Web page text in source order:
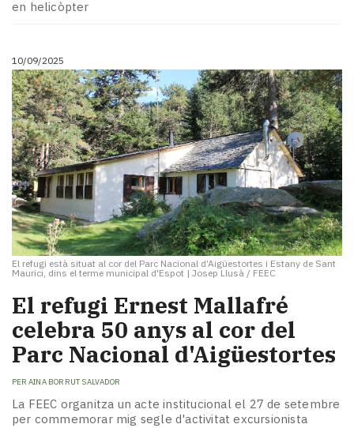
en helicòpter
10/09/2025
El refugi està situat al cor del Parc Nacional d’Aigüestortes i Estany de Sant
Maurici, dins el terme municipal d'Espot | Josep Llusà / FEEC
El refugi Ernest Mallafré
celebra 50 anys al cor del
Parc Nacional d'Aigüestortes
PER AINA BORRUT SALVADOR
La FEEC organitza un acte institucional el 27 de setembre
per commemorar mig segle d'activitat excursionista